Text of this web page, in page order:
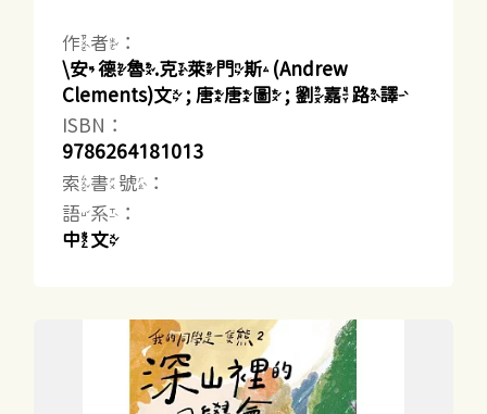
作者：
\安德魯.克萊門斯(Andrew
Clements)文 ; 唐唐圖 ; 劉嘉路譯
ISBN：
9786264181013
索書號：
語系：
中文